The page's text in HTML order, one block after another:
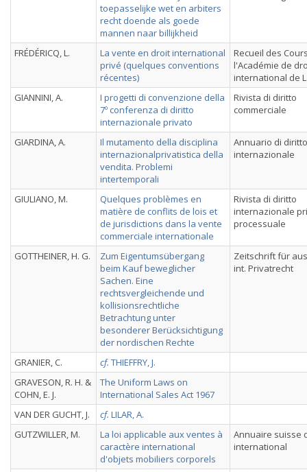
toepasselijke wet en arbiters
recht doende als goede
mannen naar billijkheid
FRÉDÉRICQ, L.
La vente en droit international
privé (quelques conventions
récentes)
Recueil des
l'Académie de
international de
GIANNINI, A.
I progetti di convenzione della
7º conferenza di diritto
internazionale privato
Rivista di diritto
commerciale
GIARDINA, A.
Il mutamento della disciplina
internazionalprivatistica della
vendita. Problemi
intertemporali
Annuario di diritto
internazionale
GIULIANO, M.
Quelques problèmes en
matière de conflits de lois et
de jurisdictions dans la vente
commerciale internationale
Rivista di diritto
internazionale
processuale
GOTTHEINER, H. G.
Zum Eigentumsübergang
beim Kauf beweglicher
Sachen. Eine
rechtsvergleichende und
kollisionsrechtliche
Betrachtung unter
besonderer Berücksichtigung
der nordischen Rechte
Zeitschrift für
int. Privatrecht
GRANIER, C. cf. THIEFFRY, J.
GRAVESON, R. H. &
COHN, E. J.
The Uniform Laws on
International Sales Act 1967
VAN DER GUCHT, J.
cf. LILAR, A.
GUTZWILLER, M.
La loi applicable aux ventes à
caractère international
d'objets mobiliers corporels
Annuaire suisse
international